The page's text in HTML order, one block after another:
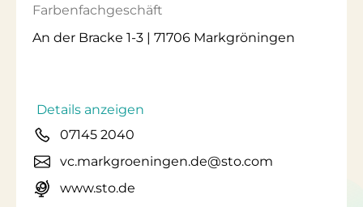
Farbenfachgeschäft
An der Bracke 1-3 | 71706 Markgröningen
Details anzeigen
07145 2040
vc.markgroeningen.de@sto.com
www.sto.de